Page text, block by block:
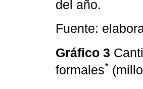
del año.
Fuente:
Gráfico 3
formales*